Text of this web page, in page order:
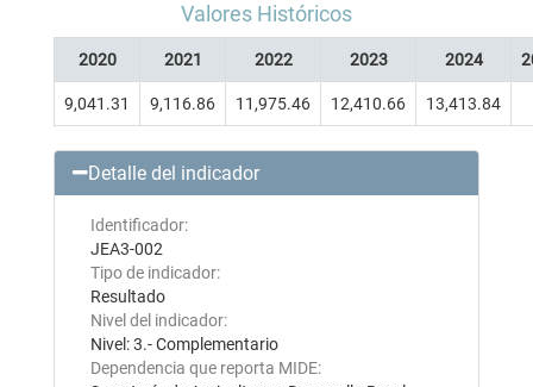
Valores Históricos
2020 2021 2022 2023 2024
9,041.31 9,116.86 11,975.46 12,410.66 13,413.84
Detalle del indicador
Identificador:
JEA3-002
Tipo de indicador:
Resultado
Nivel del indicador:
Nivel: 3.- Complementario
Dependencia que reporta MIDE: